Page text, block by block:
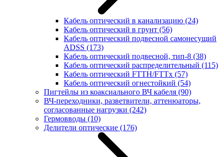
Кабель оптический в канализацию (24)
Кабель оптический в грунт (56)
Кабель оптический подвесной самонесущий
ADSS (173)
Кабель оптический подвесной, тип-8 (38)
Кабель оптический распределительный (115)
Кабель оптический FTTH/FTTx (57)
Кабель оптический огнестойкий (54)
Пигтейлы из коаксиального ВЧ кабеля (90)
ВЧ-переходники, разветвители, аттенюаторы,
согласованные нагрузки (242)
Гермовводы (10)
Делители оптические (176)